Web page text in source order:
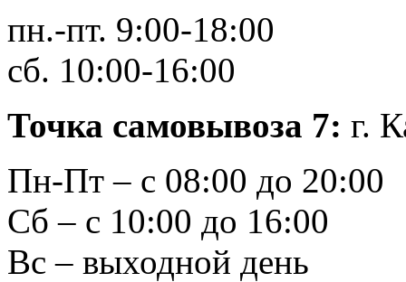
пн.-пт. 9:00-18:00
сб. 10:00-16:00
Точка самовывоза 7: г.
Пн-Пт – с 08:00 до 20:00
Сб – с 10:00 до 16:00
Вс – выходной день